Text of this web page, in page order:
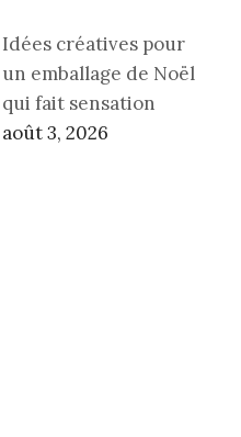
Idées créatives pour
un emballage de Noël
qui fait sensation
août 3, 2026